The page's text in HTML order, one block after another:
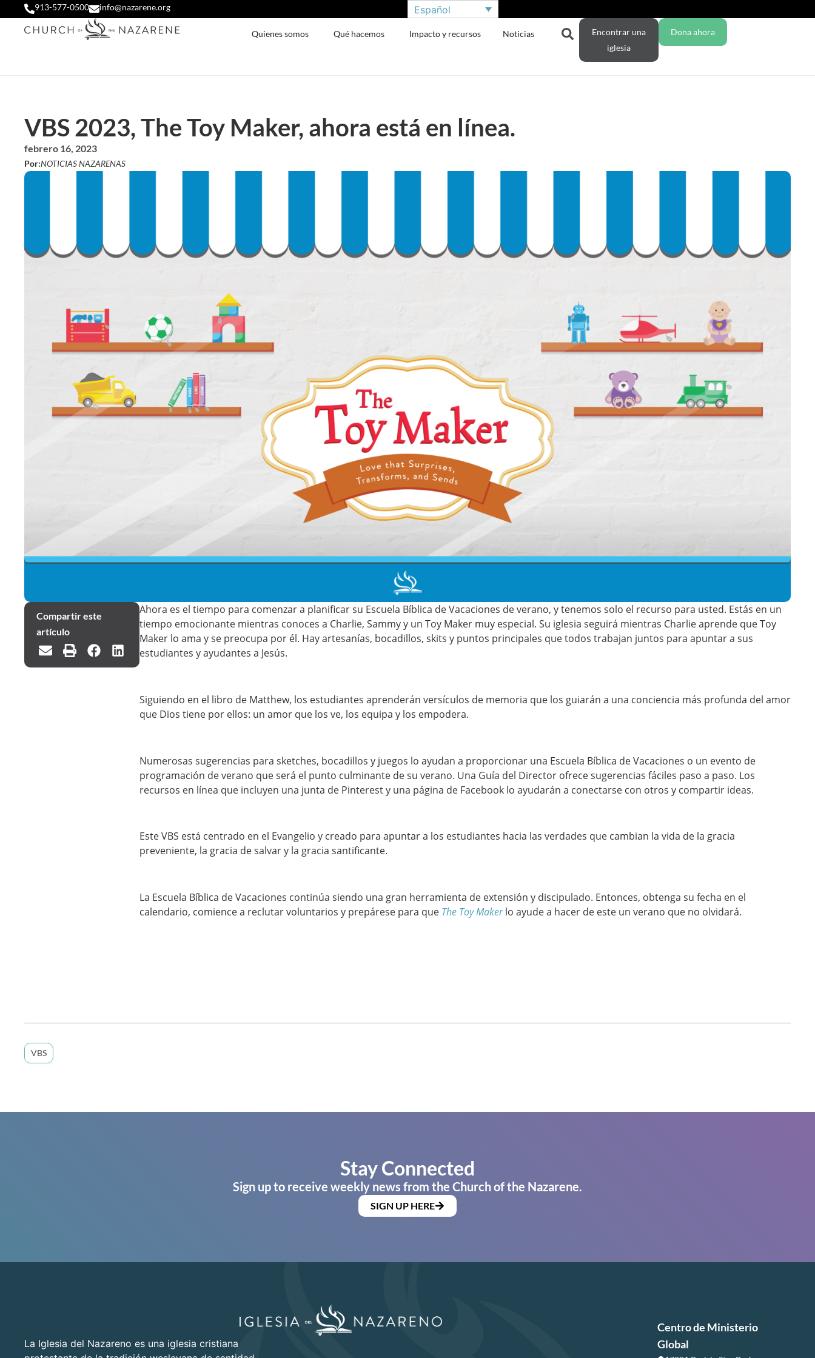
913-577-0500 info@nazarene.org Español
Quienes somos Qué hacemos Impacto y recursos Noticias
Encontrar una
iglesia
Dona ahora
VBS 2023, The Toy Maker, ahora está en línea.
febrero 16, 2023
Por:NOTICIAS NAZARENAS
Compartir este
artículo
Ahora es el tiempo para comenzar a planificar su Escuela Bíblica de Vacaciones de verano, y tenemos solo el recurso para usted. Estás en un
tiempo emocionante mientras conoces a Charlie, Sammy y un Toy Maker muy especial. Su iglesia seguirá mientras Charlie aprende que Toy
Maker lo ama y se preocupa por él. Hay artesanías, bocadillos, skits y puntos principales que todos trabajan juntos para apuntar a sus
estudiantes y ayudantes a Jesús.
Siguiendo en el libro de Matthew, los estudiantes aprenderán versículos de memoria que los guiarán a una conciencia más profunda del amor
que Dios tiene por ellos: un amor que los ve, los equipa y los empodera.
Numerosas sugerencias para sketches, bocadillos y juegos lo ayudan a proporcionar una Escuela Bíblica de Vacaciones o un evento de
programación de verano que será el punto culminante de su verano. Una Guía del Director ofrece sugerencias fáciles paso a paso. Los
recursos en línea que incluyen una junta de Pinterest y una página de Facebook lo ayudarán a conectarse con otros y compartir ideas.
Este VBS está centrado en el Evangelio y creado para apuntar a los estudiantes hacia las verdades que cambian la vida de la gracia
preveniente, la gracia de salvar y la gracia santificante.
La Escuela Bíblica de Vacaciones continúa siendo una gran herramienta de extensión y discipulado. Entonces, obtenga su fecha en el
calendario, comience a reclutar voluntarios y prepárese para que The Toy Makerlo ayude a hacer de este un verano que no olvidará.
VBS
Stay Connected
Sign up to receive weekly news from the Church of the Nazarene.
SIGN UP HERE
La Iglesia del Nazareno es una iglesia cristiana
Centro de Ministerio
Global